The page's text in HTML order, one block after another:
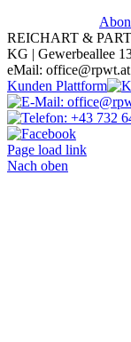
REICHART &
KG | Gewerbeallee
eMail: office@rpwt.at
Kunden Plattform
Page load link
Nach oben